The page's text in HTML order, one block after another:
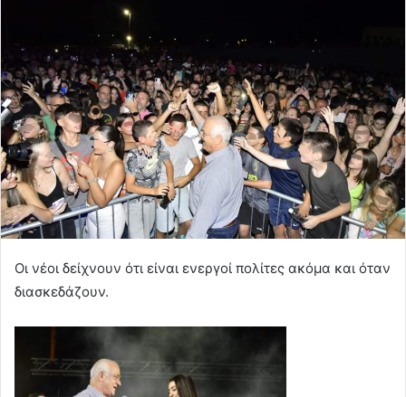
Οι νέοι δείχνουν ότι είναι ενεργοί πολίτες ακόμα και όταν
διασκεδάζουν.